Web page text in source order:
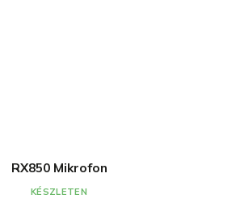
RX850 Mikrofon
KÉSZLETEN